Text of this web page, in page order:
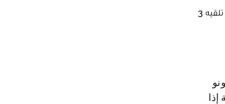
دافع البرتغالي خورخي جيسوس، مدرب فريق الهلال السعودي لكرة القدم، عن حارسه الدولي المغربي ياسين بونو، رغم تلقيه 3
إذا